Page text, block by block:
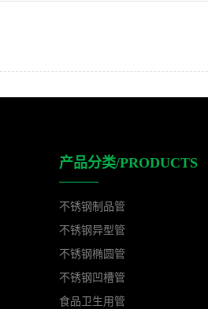
产品分类/PRODUCTS
不锈钢制品管
不锈钢异型管
不锈钢椭圆管
不锈钢凹槽管
食品卫生用管